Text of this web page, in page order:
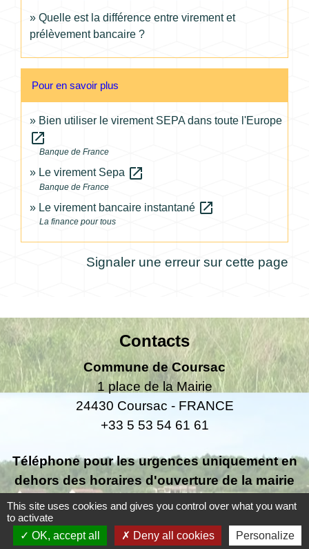
Quelle est la différence entre virement et
prélèvement bancaire ?
Pour en savoir plus
Bien utiliser le virement SEPA dans toute l'Europe
open_in_new
Banque de France
Le virement Sepa open_in_new
Banque de France
Le virement bancaire instantané open_in_new
La finance pour tous
Signaler une erreur sur cette page
Contacts
Commune de Coursac
1 place de la Mairie
24430 Coursac - FRANCE
+33 5 53 54 61 61
Téléphone pour les urgences uniquement en
dehors des horaires d'ouverture de la mairie
06.25.42.48.37
This site uses cookies and gives you control over what you want
to activate
OK, accept all
Deny all cookies Personalize